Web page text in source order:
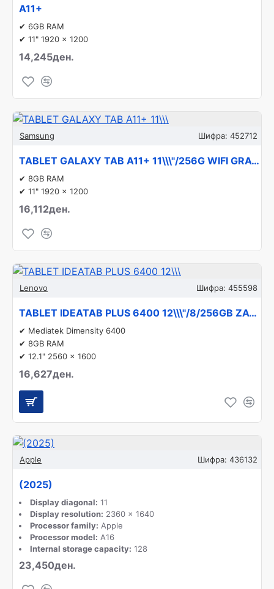
A11+
✔ 6GB RAM
✔ 11" 1920 x 1200
14,245ден.
Samsung Шифра: 452712
TABLET GALAXY TAB A11+ 11\\\"/256G WIFI GRAY SM-X230 SAMSUNG
✔ 8GB RAM
✔ 11" 1920 x 1200
16,112ден.
Lenovo Шифра: 455598
TABLET IDEATAB PLUS 6400 12\\\"/8/256GB ZAG70263GR LENOVO
✔ Mediatek Dimensity 6400
✔ 8GB RAM
✔ 12.1" 2560 x 1600
16,627ден.
Apple Шифра: 436132
(2025)
Display diagonal: 11
Display resolution: 2360 x 1640
Processor family: Apple
Processor model: A16
Internal storage capacity: 128
23,450ден.